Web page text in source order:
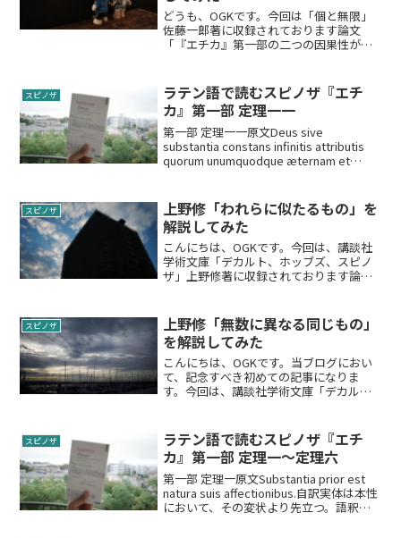
どうも、OGKです。今回は「個と無限」
佐藤一郎著に収録されております論文
「『エチカ』第一部の二つの因果性がめ
ノザ解釈史において歴史的に論争を巻き
起こしてきた「二重因果性...
スピノザ
ラテン語で読むスピノザ『エチ
カ』第一部 定理一一
第一部 定理一一原文Deus sive
substantia constans infinitis attributis
quorum unumquodque æternam et
スピノザ
上野修「われらに似たるもの」を
解説してみた
こんにちは、OGKです。今回は、講談社
学術文庫「デカルト、ホッブズ、スピノ
ザ」上野修著に収録されております論文
望を扱った「エチカ」第三部の研究とな
ります。「エチカ」第三...
スピノザ
上野修「無数に異なる同じもの」
を解説してみた
こんにちは、OGKです。当ブログにおい
て、記念すべき初めての記事になりま
す。今回は、講談社学術文庫「デカル
じもの」を読み解いていきたいと思いま
す。当論文はスピノザ解釈史...
スピノザ
ラテン語で読むスピノザ『エチ
カ』第一部 定理一〜定理六
第一部 定理一原文Substantia prior est
natura suis affectionibus.自訳実体は本性
において、その変状より先立つ。語釈